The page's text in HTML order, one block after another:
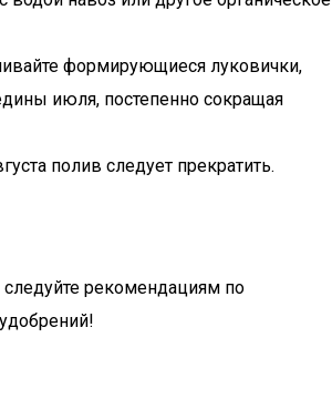
формирующиеся луковички,
июля, постепенно сокращая
полив следует прекратить.
следуйте рекомендациям по